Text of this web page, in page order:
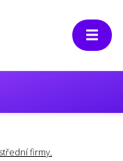
firmy.